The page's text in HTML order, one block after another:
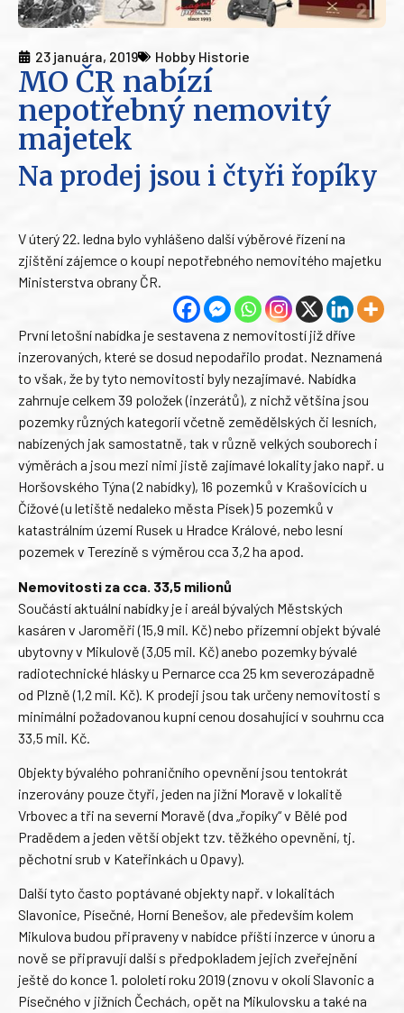
23 januára, 2019 Hobby Historie
MO ČR nabízí
nepotřebný nemovitý
majetek
Na prodej jsou i čtyři řopíky
V úterý 22. ledna bylo vyhlášeno další výběrové řízení na
zjištění zájemce o koupi nepotřebného nemovitého majetku
Ministerstva obrany ČR.
První letošní nabídka je sestavena z nemovitostí již dříve
inzerovaných, které se dosud nepodařilo prodat. Neznamená
to však, že by tyto nemovitosti byly nezajímavé. Nabídka
zahrnuje celkem 39 položek (inzerátů), z nichž většina jsou
pozemky různých kategorií včetně zemědělských či lesních,
nabízených jak samostatně, tak v různě velkých souborech i
výměrách a jsou mezi nimi jistě zajímavé lokality jako např. u
Horšovského Týna (2 nabídky), 16 pozemků v Krašovicích u
Čížové (u letiště nedaleko města Písek) 5 pozemků v
katastrálním území Rusek u Hradce Králové, nebo lesní
pozemek v Terezíně s výměrou cca 3,2 ha apod.
Nemovitosti za cca. 33,5 milionů
Součástí aktuální nabídky je i areál bývalých Městských
kasáren v Jaroměři (15,9 mil. Kč) nebo přízemní objekt bývalé
ubytovny v Mikulově (3,05 mil. Kč) anebo pozemky bývalé
radiotechnické hlásky u Pernarce cca 25 km severozápadně
od Plzně (1,2 mil. Kč). K prodeji jsou tak určeny nemovitosti s
minimální požadovanou kupní cenou dosahující v souhrnu cca
33,5 mil. Kč.
Objekty bývalého pohraničního opevnění jsou tentokrát
inzerovány pouze čtyři, jeden na jižní Moravě v lokalitě
Vrbovec a tři na severní Moravě (dva „řopíky“ v Bělé pod
Pradědem a jeden větší objekt tzv. těžkého opevnění, tj.
pěchotní srub v Kateřinkách u Opavy).
Další tyto často poptávané objekty např. v lokalitách
Slavonice, Písečné, Horní Benešov, ale především kolem
Mikulova budou připraveny v nabídce příští inzerce v únoru a
nově se připravují další s předpokladem jejich zveřejnění
ještě do konce 1. pololetí roku 2019 (znovu v okolí Slavonic a
Písečného v jižních Čechách, opět na Mikulovsku a také na